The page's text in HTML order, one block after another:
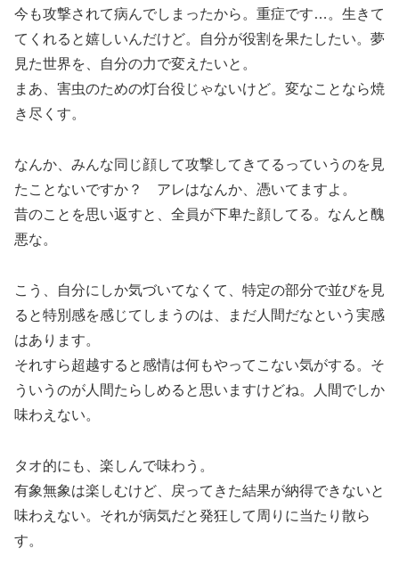
今も攻撃されて病んでしまったから。重症です…。生きて
てくれると嬉しいんだけど。自分が役割を果たしたい。夢
見た世界を、自分の力で変えたいと。
まあ、害虫のための灯台役じゃないけど。変なことなら焼
き尽くす。
なんか、みんな同じ顔して攻撃してきてるっていうのを見
たことないですか？ アレはなんか、憑いてますよ。
昔のことを思い返すと、全員が下卑た顔してる。なんと醜
悪な。
こう、自分にしか気づいてなくて、特定の部分で並びを見
ると特別感を感じてしまうのは、まだ人間だなという実感
はあります。
それすら超越すると感情は何もやってこない気がする。そ
ういうのが人間たらしめると思いますけどね。人間でしか
味わえない。
タオ的にも、楽しんで味わう。
有象無象は楽しむけど、戻ってきた結果が納得できないと
味わえない。それが病気だと発狂して周りに当たり散ら
す。